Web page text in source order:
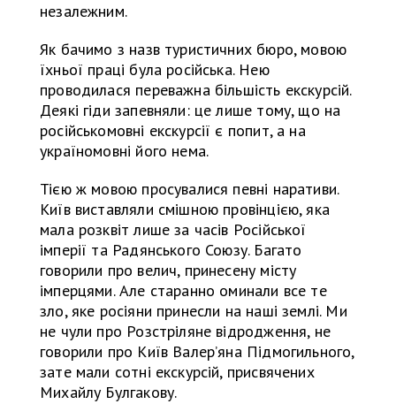
незалежним.
Як бачимо з назв туристичних бюро, мовою
їхньої праці була російська. Нею
проводилася переважна більшість екскурсій.
Деякі гіди запевняли: це лише тому, що на
російськомовні екскурсії є попит, а на
україномовні його нема.
Тією ж мовою просувалися певні наративи.
Київ виставляли смішною провінцією, яка
мала розквіт лише за часів Російської
імперії та Радянського Союзу. Багато
говорили про велич, принесену місту
імперцями. Але старанно оминали все те
зло, яке росіяни принесли на наші землі. Ми
не чули про Розстріляне відродження, не
говорили про Київ Валерʼяна Підмогильного,
зате мали сотні екскурсій, присвячених
Михайлу Булгакову.